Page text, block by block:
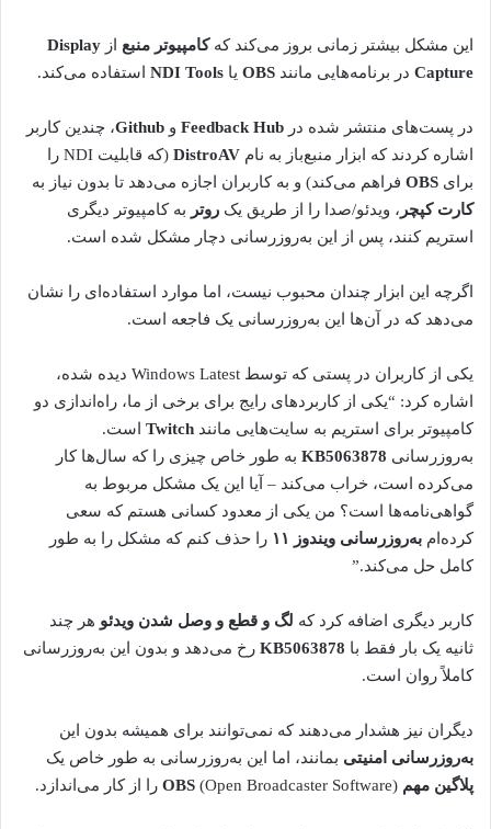
این مشکل بیشتر زمانی بروز می‌کند کهکامپیوتر منبع از Display
Capture در برنامه‌هایی مانند OBS یا NDI Tools استفاده می‌کند.
در پست‌های منتشر شده در Feedback Hub و Github، چندین کاربر
اشاره کردند که ابزار منبع‌باز به نام DistroAV
(که قابلیت NDI را
برای OBS فراهم می‌کند) و به کاربران اجازه می‌دهد تا بدون نیاز به
کارت کپچر ، ویدئو/صدا را از طریق یک روتر به کامپیوتر دیگری
استریم کنند، پس از این به‌روزرسانی دچار مشکل شده است.
اگرچه این ابزار چندان محبوب نیست، اما موارد استفاده‌ای را نشان
می‌دهد که در آن‌ها این به‌روزرسانی یک فاجعه است.
یکی از کاربران در پستی که توسط Windows Latest دیده شده،
اشاره کرد: “یکی از کاربردهای رایج برای برخی از ما، راه‌اندازی دو
کامپیوتر برای استریم به سایت‌هایی مانند Twitch است.
به‌روزرسانی KB5063878 به طور خاص چیزی را که سال‌ها کار
می‌کرده است، خراب می‌کند – آیا این یک مشکل مربوط به
گواهی‌نامه‌ها است؟ من یکی از معدود کسانی هستم که سعی
کرده‌ام به‌روزرسانی ویندوز ۱۱
را حذف کنم که مشکل را به طور
کامل حل می‌کند.”
کاربر دیگری اضافه کرد که لگ و قطع و وصل شدن ویدئو هر چند
ثانیه یک بار فقط با KB5063878 رخ می‌دهد و بدون این به‌روزرسانی
کاملاً روان است.
دیگران نیز هشدار می‌دهند که نمی‌توانند برای همیشه بدون این
به‌روزرسانی امنیتی بمانند، اما این به‌روزرسانی به طور خاص یک
پلاگین مهم OBS (Open Broadcaster Software) را از کار می‌اندازد.